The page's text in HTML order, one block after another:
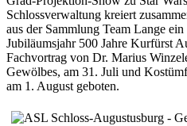
Schlossverwaltung kreiert
aus der Sammlung Team Lange
Jubiläumsjahr 500 Jahre Kurfürst
Fachvortrag von Dr. Marius
Gewölbes, am 31. Juli und
am 1. August geboten.